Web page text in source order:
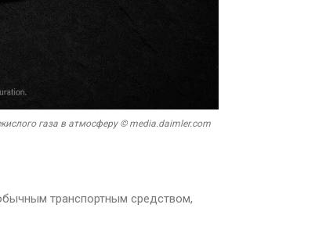
газа в атмосферу © media.daimler.com
транспортным средством,